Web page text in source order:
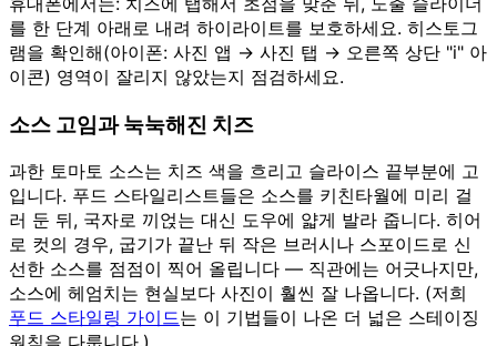
를 한 단계 아래로 내려 하이라이트를 보호하세요. 히스토그
램을 확인해(아이폰: 사진 앱 → 사진 탭 → 오른쪽 상단 "i" 아
이콘) 영역이 잘리지 않았는지 점검하세요.
소스 고임과 눅눅해진 치즈
과한 토마토 소스는 치즈 색을 흐리고 슬라이스 끝부분에 고
입니다. 푸드 스타일리스트들은 소스를 키친타월에 미리 걸
러 둔 뒤, 국자로 끼얹는 대신 도우에 얇게 발라 줍니다. 히어
로 컷의 경우, 굽기가 끝난 뒤 작은 브러시나 스포이드로 신
선한 소스를 점점이 찍어 올립니다 — 직관에는 어긋나지만,
소스에 헤엄치는 현실보다 사진이 훨씬 잘 나옵니다. (저희
푸드 스타일링 가이드는 이 기법들이 나온 더 넓은 스테이징